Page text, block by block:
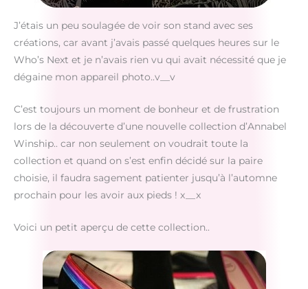
J’étais un peu soulagée de voir son stand avec ses
créations, car avant j’avais passé quelques heures sur le
Who’s Next et je n’avais rien vu qui avait nécessité que je
dégaine mon appareil photo..v__v
C’est toujours un moment de bonheur et de frustration
lors de la découverte d’une nouvelle collection d’Annabel
Winship.. car non seulement on voudrait toute la
collection et quand on s’est enfin décidé sur la paire
choisie, il faudra sagement patienter jusqu’à l’automne
prochain pour les avoir aux pieds ! x__x
Voici un petit aperçu de cette collection..